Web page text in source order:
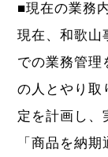
■現在の業務
現在、和歌山
での業務管理
の人とやり取
定を計画し、
「商品を納